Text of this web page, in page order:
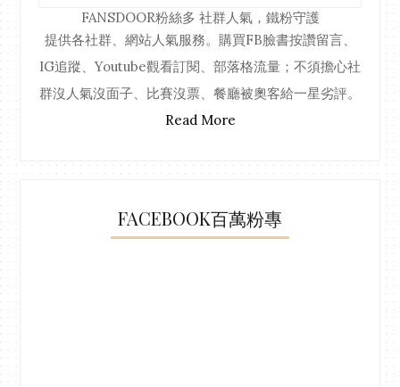
FANSDOOR粉絲多 社群人氣，鐵粉守護
提供各社群、網站人氣服務。購買FB臉書按讚留言、
IG追蹤、Youtube觀看訂閱、部落格流量；不須擔心社
群沒人氣沒面子、比賽沒票、餐廳被奧客給一星劣評。
Read More
FACEBOOK百萬粉專